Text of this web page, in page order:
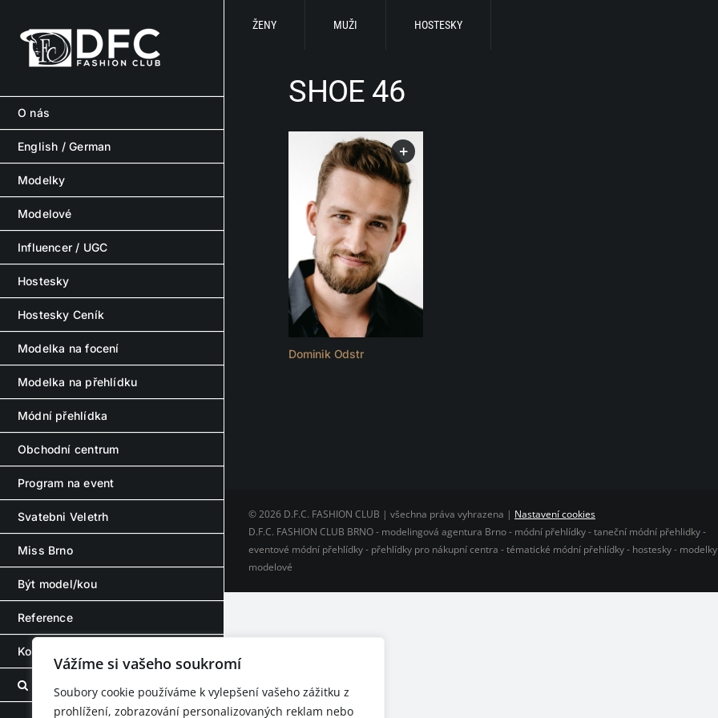
Vážíme si vašeho soukromí
Soubory cookie používáme k vylepšení vašeho zážitku z
prohlížení, zobrazování personalizovaných reklam nebo
ŽENY MUŽI HOSTESKY
content
O nás
English / German
Modelky
Modelové
Influencer / UGC
Hostesky
Hostesky Ceník
Modelka na focení
Modelka na přehlídku
Módní přehlídka
Obchodní centrum
Program na event
Svatebni Veletrh
Miss Brno
Být model/kou
Reference
Kontakt – Contact
SHOE 46
+
Dominik Odstr
© 2026 D.F.C. FASHION CLUB | všechna práva vyhrazena | Nastavení cookies
D.F.C. FASHION CLUB BRNO - modelingová agentura Brno - módní přehlídky - taneční módní přehlidky -
eventové módní přehlídky - přehlídky pro nákupní centra - tématické módní přehlídky - hostesky -
modelové